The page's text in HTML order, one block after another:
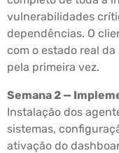
vulnerabilidades
dependências. O
com o estado real
pela primeira vez.
Semana 2 —
Instalação dos
sistemas,
ativação do